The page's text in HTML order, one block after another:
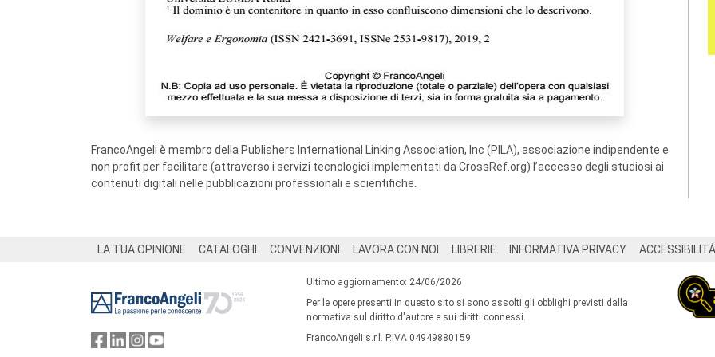
FrancoAngeli è membro della Publishers International Linking Association, Inc (PILA), associazione indipendente e
non profit per facilitare (attraverso i servizi tecnologici implementati da CrossRef.org) l’accesso degli studiosi ai
contenuti digitali nelle pubblicazioni professionali e scientifiche.
LA TUA OPINIONE CATALOGHI CONVENZIONI LAVORA CON NOI LIBRERIE INFORMATIVA PRIVACY ACCESSIBILITÁ
Ultimo aggiornamento: 24/06/2026
Per le opere presenti in questo sito si sono assolti gli obblighi previsti dalla
normativa sul diritto d'autore e sui diritti connessi.
FrancoAngeli s.r.l. P.IVA 04949880159